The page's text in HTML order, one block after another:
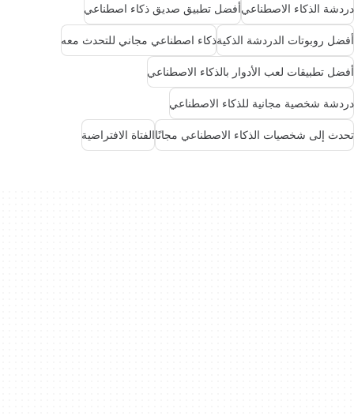
دردشة الذكاء الاصطناعيأفضل تطبيق صديق ذكاء اصطناعي
أفضل روبوتات الدردشة الذكيةذكاء اصطناعي مجاني للتحدث معه
أفضل تطبيقات لعب الأدوار بالذكاء الاصطناعي
دردشة شخصية مجانية للذكاء الاصطناعي
تحدث إلى شخصيات الذكاء الاصطناعي مجانًاالفتاة الافتراضية